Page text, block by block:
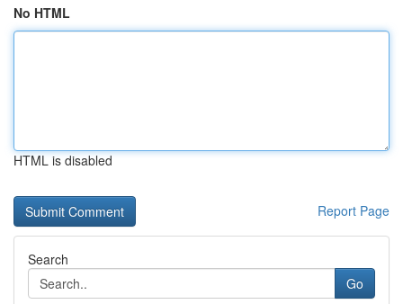
No HTML
HTML is disabled
Report Page
Search
Go